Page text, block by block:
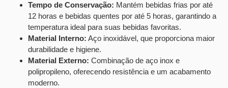
Tempo de Conservação: Mantém bebidas frias por até
12 horas e bebidas quentes por até 5 horas, garantindo a
temperatura ideal para suas bebidas favoritas.
Material Interno: Aço inoxidável, que proporciona maior
durabilidade e higiene.
Material Externo: Combinação de aço inox e
polipropileno, oferecendo resistência e um acabamento
moderno.